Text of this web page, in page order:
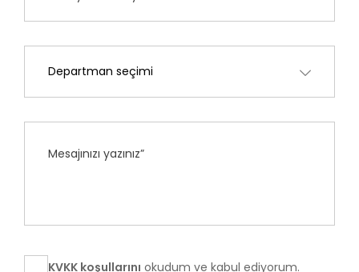
KVKK koşullarını okudum ve kabul ediyorum.